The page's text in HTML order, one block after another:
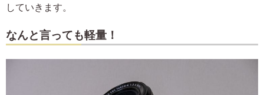
していきます。
なんと言っても軽量！